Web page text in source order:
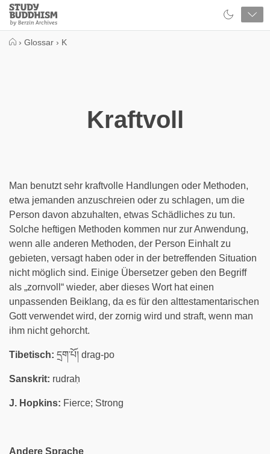
Close
Study
Buddhism
› Glossar › K
Kraftvoll
Man benutzt sehr kraftvolle Handlungen oder Methoden,
etwa jemanden anzuschreien oder zu schlagen, um die
Person davon abzuhalten, etwas Schädliches zu tun.
Solche heftigen Methoden kommen nur zur Anwendung,
wenn alle anderen Methoden, der Person Einhalt zu
gebieten, versagt haben oder in der betreffenden Situation
nicht möglich sind. Einige Übersetzer geben den Begriff
als „zornvoll“ wieder, aber dieses Wort hat einen
unpassenden Beiklang, da es für den alttestamentarischen
Gott verwendet wird, der zornig wird und straft, wenn man
ihm nicht gehorcht.
Tibetisch: དྲག་པོ། drag-po
Sanskrit: rudraḥ
J. Hopkins: Fierce; Strong
Andere Sprache